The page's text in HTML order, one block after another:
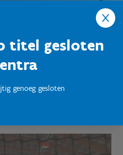
titel gesloten
genoeg gesloten